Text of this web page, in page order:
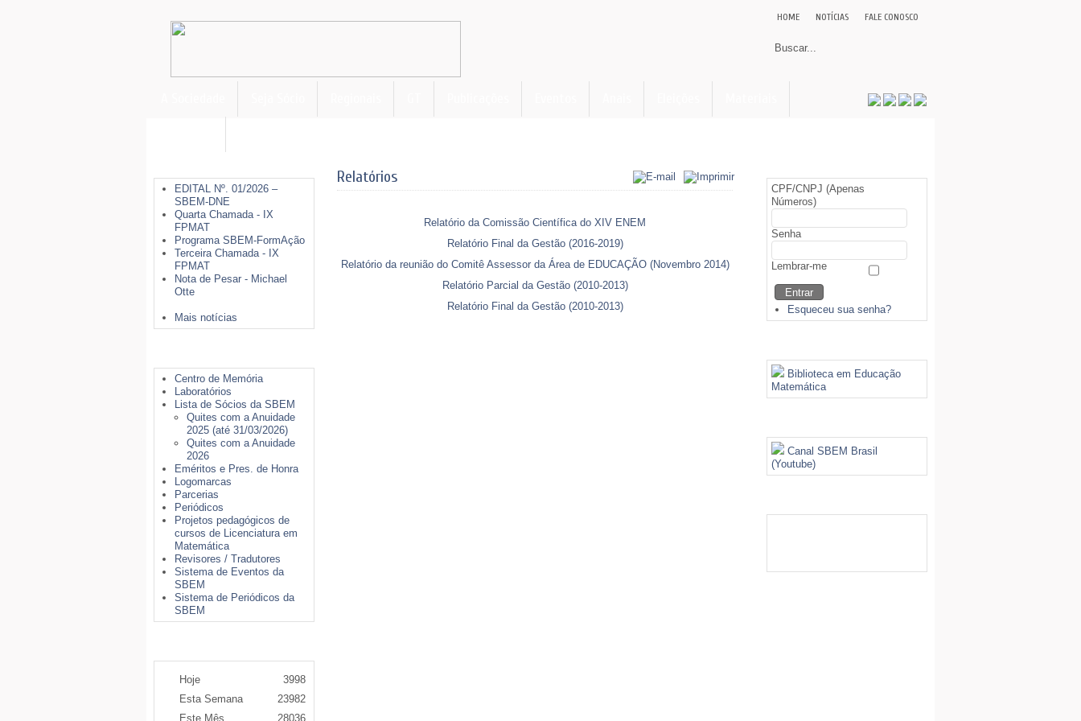
HOME NOTÍCIAS FALE CONOSCO
EDITAL Nº. 01/2026 –
SBEM-DNE
Quarta Chamada - IX
FPMAT
Programa SBEM-FormAção
Terceira Chamada - IX
FPMAT
Nota de Pesar - Michael
Otte
Mais notícias
Centro de Memória
Laboratórios
Lista de Sócios da SBEM
Quites com a Anuidade
2025 (até 31/03/2026)
Quites com a Anuidade
2026
Eméritos e Pres. de Honra
Logomarcas
Parcerias
Periódicos
Projetos pedagógicos de
cursos de Licenciatura em
Matemática
Revisores / Tradutores
Sistema de Eventos da
SBEM
Sistema de Periódicos da
SBEM
Hoje
Esta Semana
Este Mês
3998
23982
28036
Relatórios
Relatório da Comissão Científica do XIV ENEM
Relatório Final da Gestão (2016-2019)
Relatório da reunião do Comitê Assessor da Área de EDUCAÇÃO (Novembro 2014)
Relatório Parcial da Gestão (2010-2013)
Relatório Final da Gestão (2010-2013)
CPF/CNPJ (Apenas
Números)
Senha
Lembrar-me
Esqueceu sua senha?
Biblioteca em Educação
Matemática
Canal SBEM Brasil
(Youtube)